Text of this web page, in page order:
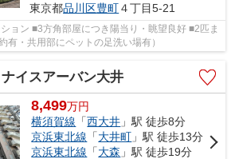
東京都品川区豊町４丁目5-21
ョン ■3方角部屋につき陽当り・眺望良好 ■2匹ま
有・共用部にペットの足洗い場有）
ナイスアーバン大井
8,499万円
横須賀線 「西大井 」駅 徒歩8分
京浜東北線 「大井町 」駅 徒歩13分
京浜東北線 「大森 」駅 徒歩19分